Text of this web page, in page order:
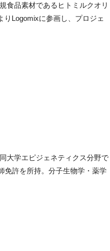
食品素材であるヒトミルクオリ
りLogomixに参画し、プロジェ
大学エピジェネティクス分野で
免許を所持。分子生物学・薬学